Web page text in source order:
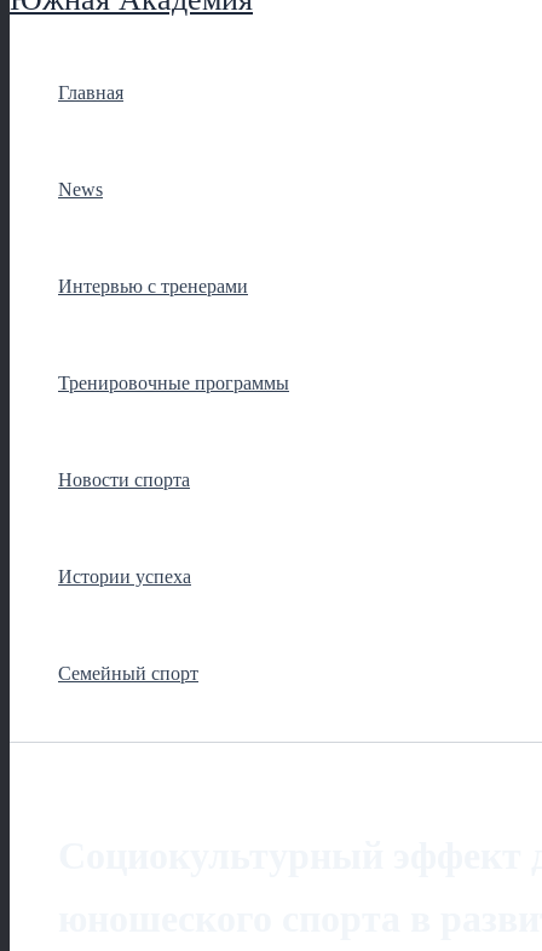
Главная
News
Интервью с тренерами
Тренировочные программы
Новости спорта
Истории успеха
Семейный спорт